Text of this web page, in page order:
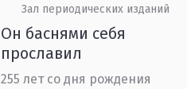
Зал периодических изданий
Он баснями себя
прославил
255 лет со дня рождения